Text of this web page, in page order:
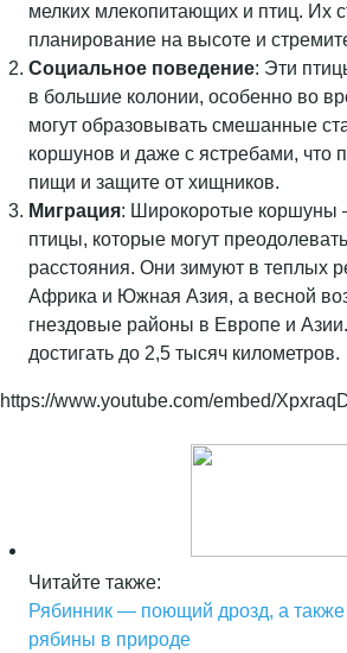
мелких млекопитающих и птиц. Их
планирование на высоте и
Социальное поведение: Эти
в большие колонии, особенно во
могут образовывать смешанные
коршунов и даже с ястребами, что
пищи и защите от хищников.
Миграция: Широкоротые
птицы, которые могут
расстояния. Они зимуют в теплых
Африка и Южная Азия, а весной
гнездовые районы в Европе и
достигать до 2,5 тысяч километров.
https://www.youtube.com/embed/
Читайте также:
Рябинник — поющий дрозд, а также
рябины в природе